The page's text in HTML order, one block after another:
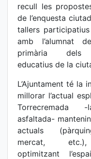
recull les
de l’enquesta
tallers
amb l’alumnat
primària dels
educatius de la
L’Ajuntament té la
millorar l’actual
Torrecremada
asfaltada-
actuals
mercat,
optimitzant